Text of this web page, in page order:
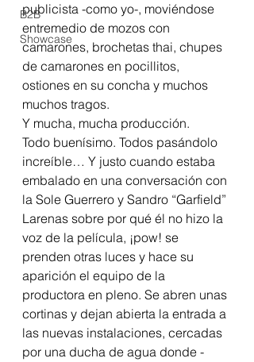
B2B
Showcase
publicista -como yo-, moviéndose
entremedio de mozos con
camarones, brochetas thai, chupes
de camarones en pocillitos,
ostiones en su concha y muchos
muchos tragos.
Y mucha, mucha producción.
Todo buenísimo. Todos pasándolo
increíble… Y justo cuando estaba
embalado en una conversación con
la Sole Guerrero y Sandro “Garfield”
Larenas sobre por qué él no hizo la
voz de la película, ¡pow! se
prenden otras luces y hace su
aparición el equipo de la
productora en pleno. Se abren unas
cortinas y dejan abierta la entrada a
las nuevas instalaciones, cercadas
por una ducha de agua donde -